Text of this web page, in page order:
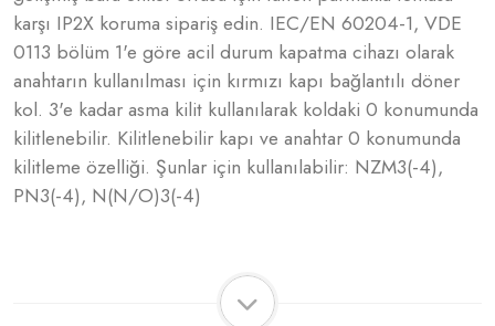
karşı IP2X koruma sipariş edin. IEC/EN 60204-1, VDE
0113 bölüm 1'e göre acil durum kapatma cihazı olarak
anahtarın kullanılması için kırmızı kapı bağlantılı döner
kol. 3'e kadar asma kilit kullanılarak koldaki 0 konumunda
kilitlenebilir. Kilitlenebilir kapı ve anahtar 0 konumunda
kilitleme özelliği. Şunlar için kullanılabilir: NZM3(-4),
PN3(-4), N(N/O)3(-4)